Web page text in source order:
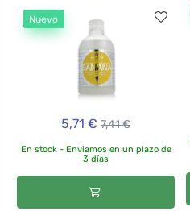
Nuevo
5,71 € 7,41 €
En stock - Enviamos en un plazo de
3 días